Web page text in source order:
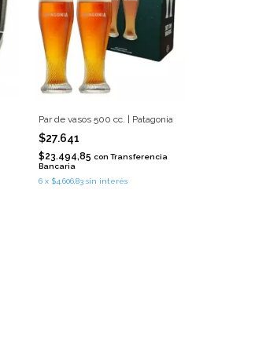
Par de vasos 500 cc. | Patagonia
$27.641
$23.494,85 con Transferencia
Bancaria
6 x $4.606,83 sin interés